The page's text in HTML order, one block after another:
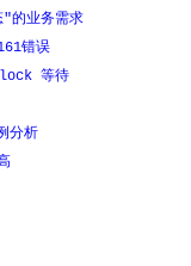
的业务需求
错误
等待
分析